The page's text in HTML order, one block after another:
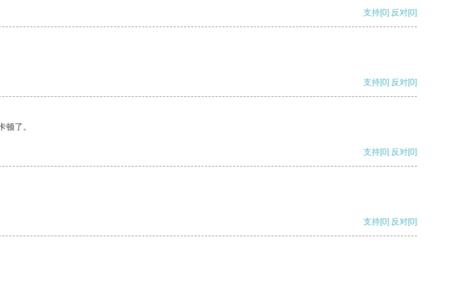
支持[0] 反对[0]
支持[0] 反对[0]
了。
支持[0] 反对[0]
支持[0] 反对[0]